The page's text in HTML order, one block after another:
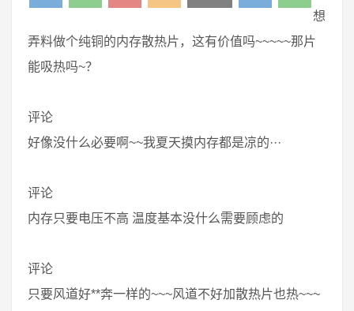
想
弄料做个纯铜的内存散热片，这有价值吗~~~~~那片
能吸热吗~？
评论
好像没什么必要啊~~我夏天摸内存都是凉的···
评论
内存只要电压不高 温度基本没什么需要顾虑的
评论
只要风道好**奔一样的~~~风道不好加散热片也热~~~